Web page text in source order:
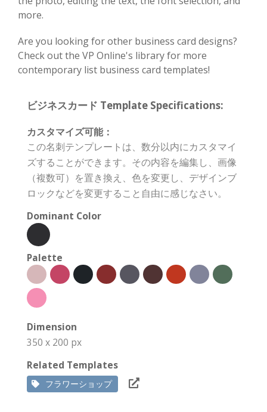
more.
Are you looking for other business card designs?
Check out the VP Online's library for more
contemporary list business card templates!
ビジネスカード Template Specifications:
カスタマイズ可能：
この名刺テンプレートは、数分以内にカスタマイ
ズすることができます。その内容を編集し、画像
（複数可）を置き換え、色を変更し、デザインブ
ロックなどを変更すること自由に感じなさい。
Dominant Color
Palette
Dimension
350 x 200 px
Related Templates
フラワーショップ